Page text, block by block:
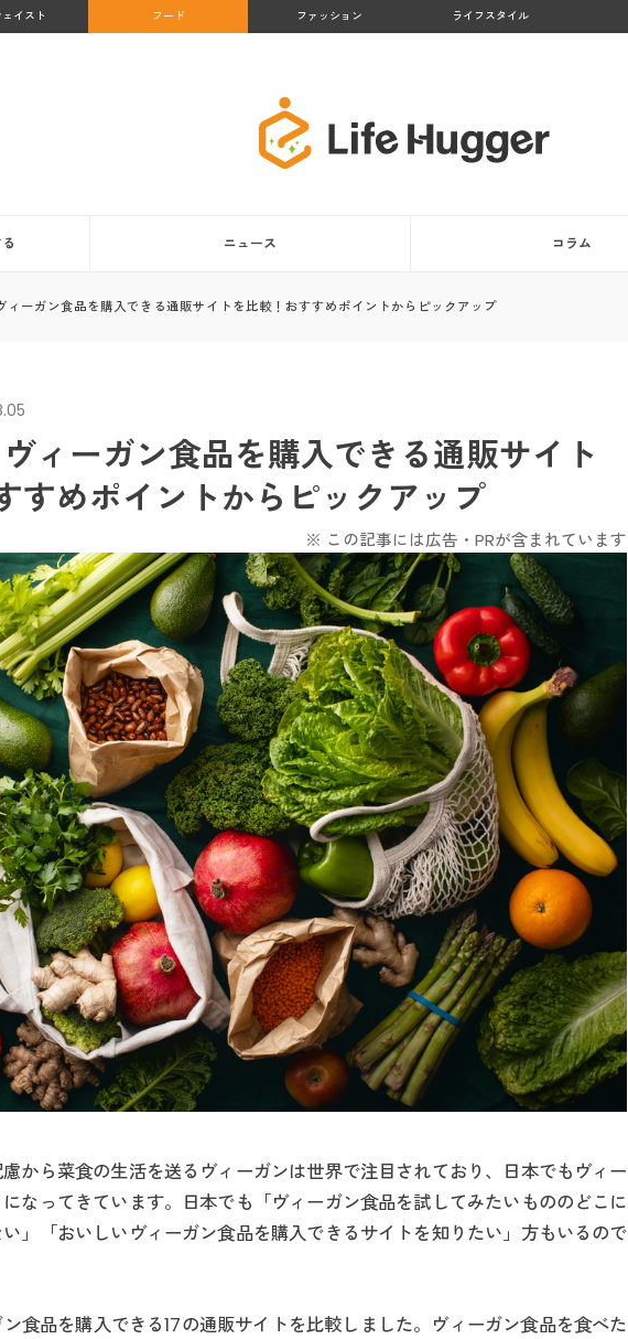
イスト フード ファッション ライフスタイル
ニュース コラム
ィーガン食品を購入できる通販サイトを比較！おすすめポイントからピックアップ
ヴィーガン食品を購入できる通販サイト
すめポイントからピックアップ
※ この記事には広告・PRが含まれています
から菜食の生活を送るヴィーガンは世界で注目されており、日本でもヴィー
なってきています。日本でも「ヴィーガン食品を試してみたいもののどこに
」「おいしいヴィーガン食品を購入できるサイトを知りたい」方もいるので
食品を購入できる17の通販サイトを比較しました。ヴィーガン食品を食べた